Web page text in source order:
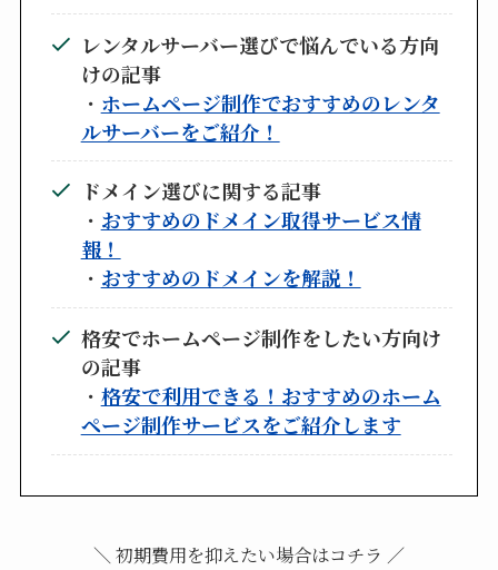
レンタルサーバー選びで悩んでいる方向
けの記事
・ ホームページ制作でおすすめのレンタ
ルサーバーをご紹介！
ドメイン選びに関する記事
・ おすすめのドメイン取得サービス情
報！
・ おすすめのドメインを解説！
格安でホームページ制作をしたい方向け
の記事
・ 格安で利用できる！おすすめのホーム
ページ制作サービスをご紹介します
＼ 初期費用を抑えたい場合はコチラ ／